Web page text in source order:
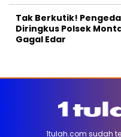
Tak Berkutik!
Diringkus Polsek
Gagal Edar
1tulah.com sudah